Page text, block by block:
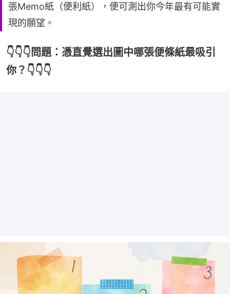
張Memo紙（便利紙），便可測出你今年最有可能實
現的願望。
👇👇👇問題：憑直覺選出圖中哪張便條紙最吸引
你？👇👇👇